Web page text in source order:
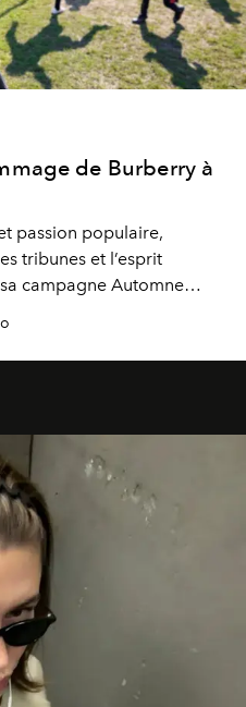
de Burberry à
passion populaire,
tribunes et l’esprit
campagne Automne